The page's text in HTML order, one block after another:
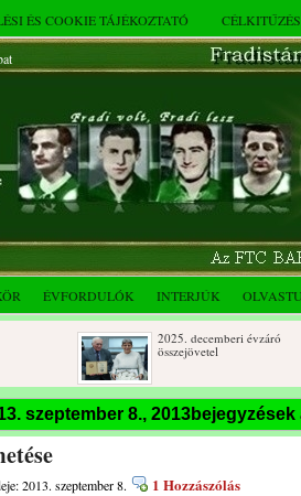
ÉS COOKIE TÁJÉKOZTATÓ
ÉVFORDULÓK INTERJÚK
2025. decemberi évzáró
összejövetel
szeptember 8.,
2013. szeptember 8. 1 Hozzászólás